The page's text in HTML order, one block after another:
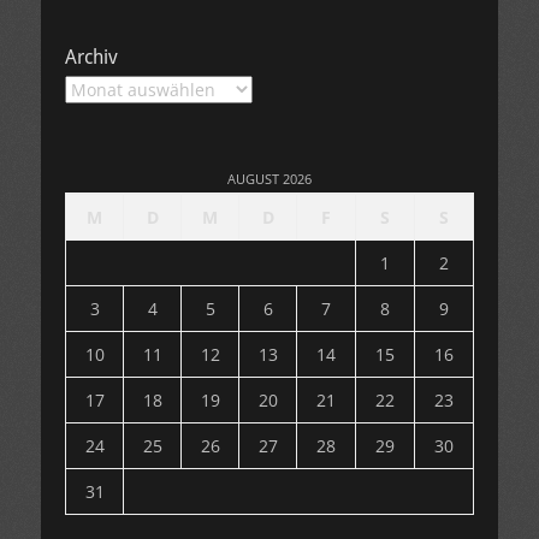
Archiv
Archiv
AUGUST 2026
1
2
3
4 5 6 7 8
9
10
11 12 13 14 15
16
17
18 19 20 21 22
23
24
25 26 27 28 29
30
31